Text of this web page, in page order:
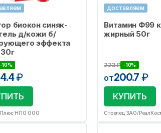
биокон синяк-
д/кожи б/
эффекта
-10%
₽
Плюс НПО ООО
доставляем
Витамин Ф99
жирный 50г
223₽ -10%
от200.7 ₽
КУПИТЬ
Стрелец ЗАО/